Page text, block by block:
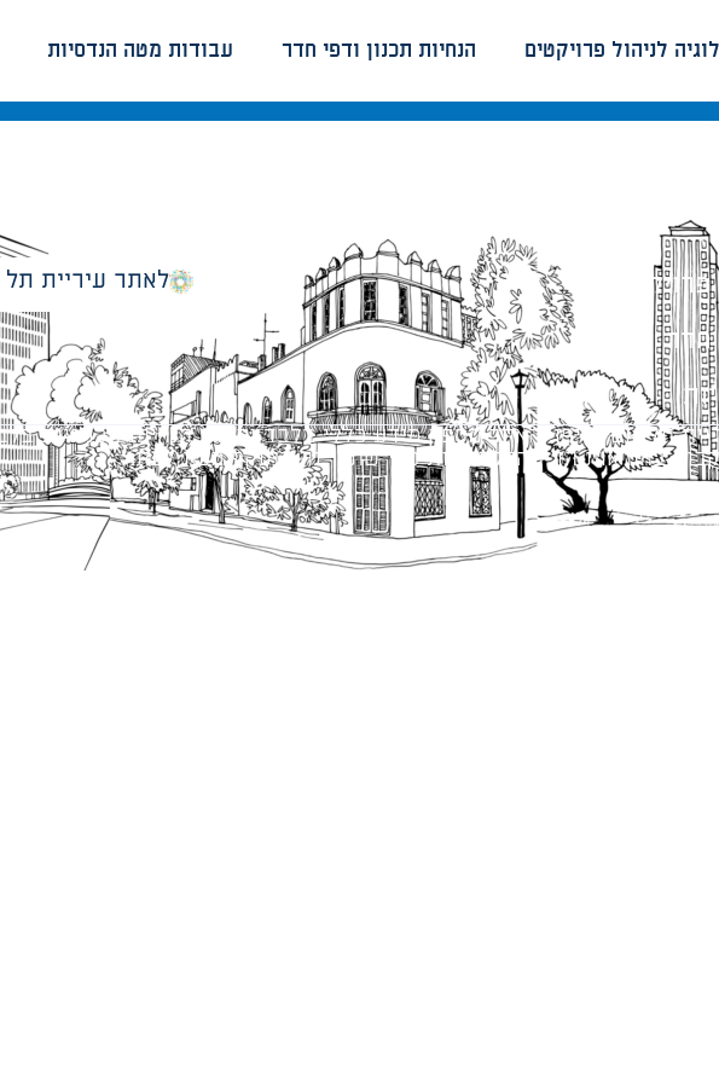
עבודות מטה הנדסיות הנחיות תכנון ודפי חדר לניהול פרויקטים
חדר
פרויקטים לאתר עיריית תל
תל-אביב-יפו. האתר מספק מידע כללי בלבד ומאגד הנחיות תכנוניות
בהוראות הדין הרלוונטיות כפי שתהיינה בתוקף מעת לעת.